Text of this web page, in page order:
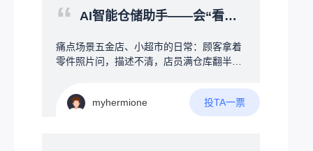
说加上时间、日期什么的，并且要求体积小
一些，希望能有大佬看到后分享一些方案之
以持续通电PID控温，保证一直有热水，还
水，减少烧水等待时间，使用全自动洗衣机
方式接管水管和加热器，真正无需人干预智
加上屏幕及按键用来设定参数，连接WIFI可
以远程取消烧水、汇报温度，有条件加上触
“ AI智能仓储助手——会“看图听话”的智能货架地图
痛点场景五金店、小超市的日常：顾客拿着
零件照片问，描述不清，店员满仓库翻半
要记几百上千种物料位置，新手入职成本
高。创意方案一个大屏+AI大脑的智能终
端，挂在仓库或货架旁，帮店员和顾客“秒找
myhermione 投TA一票